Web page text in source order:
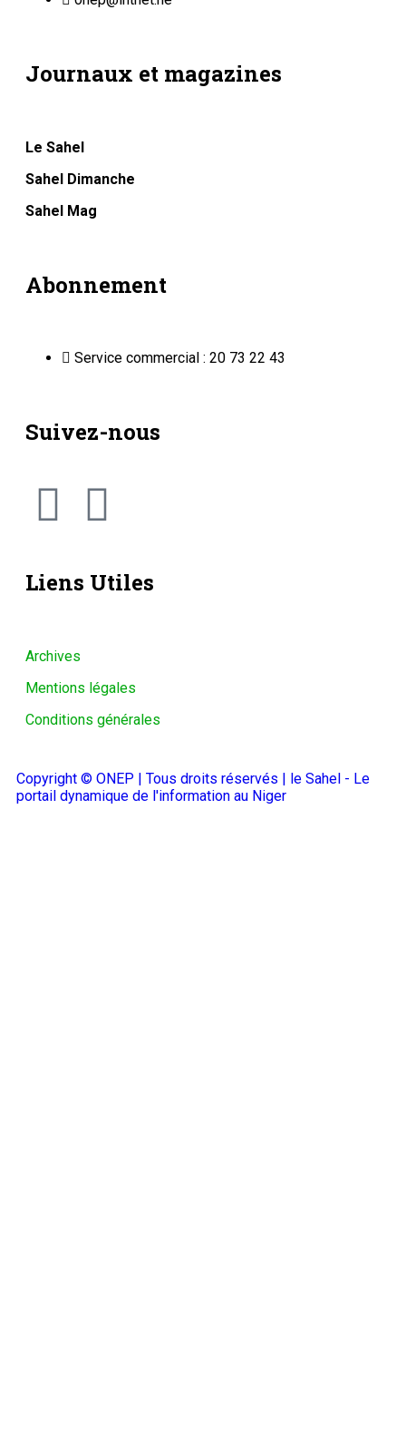
Journaux et magazines
Le Sahel
Sahel Dimanche
Sahel Mag
Abonnement
Service commercial : 20 73 22 43
Suivez-nous
Liens Utiles
Archives
Mentions légales
Conditions générales
Copyright © ONEP | Tous droits réservés | le Sahel - Le
portail dynamique de l'information au Niger